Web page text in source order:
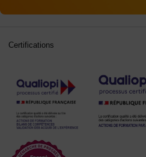
Certifications